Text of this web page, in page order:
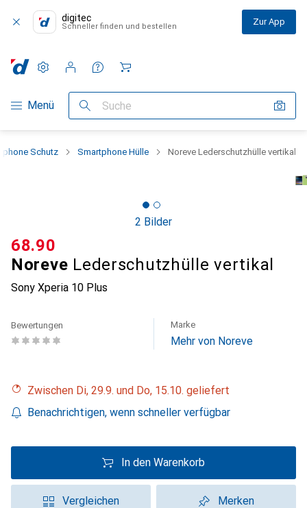
digitec
Schneller finden und bestellen Zur App
Navigation nach Kategorien
Menü Suche
Einstellungen
Kundenkonto
Vergleichslisten
Merklisten
Warenkorb
Schutz Smartphone Hülle Noreve Lederschutzhülle vertikal
2 Bilder
Noreve Lederschutzhülle vertikal
Sony Xperia 10 Plus
CHF
68.90
Bewertungen Marke
Mehr von Noreve
Zwischen Di, 29.9. und Do, 15.10. geliefert
Benachrichtigen, wenn schneller verfügbar
In den Warenkorb
Vergleichen Merken